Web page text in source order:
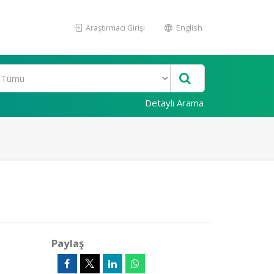
Araştırmacı Girişi English
Detaylı Arama
Paylaş